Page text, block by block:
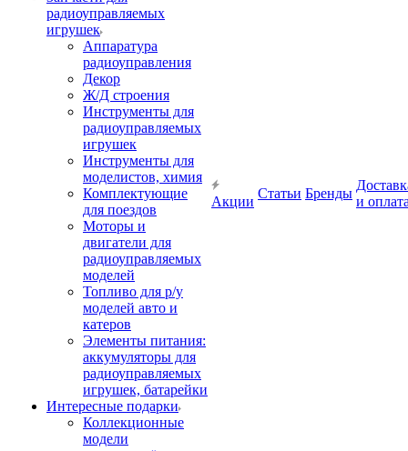
радиоуправляемых
игрушек
Аппаратура
радиоуправления
Декор
Ж/Д строения
Инструменты для
радиоуправляемых
игрушек
Инструменты для
моделистов, химия
Комплектующие
для поездов
Моторы и
двигатели для
радиоуправляемых
моделей
Топливо для р/у
моделей авто и
катеров
Элементы питания:
аккумуляторы для
радиоуправляемых
игрушек, батарейки
Интересные подарки
Коллекционные
модели
Акции
Статьи Бренды
и